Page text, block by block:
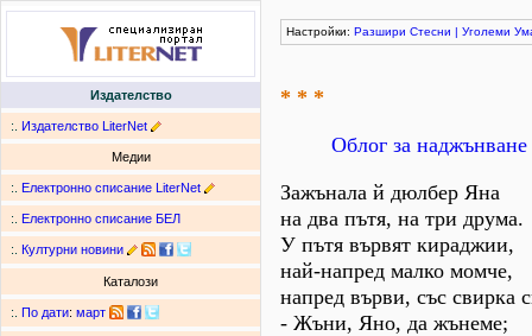
Издателство
:. Издателство LiterNet
Медии
:. Електронно списание LiterNet
:. Електронно списание БЕЛ
:. Културни новини
Каталози
:. По дати: март
Настройки: Разшири Стесни | Уголеми
* * *
Облог за
Зажънала й дюлбер Яна
на два пътя, на три друма.
У пътя вървят кираджии,
най-напред малко момче,
напред върви, със свирка
- Жъни, Яно, да жънеме;